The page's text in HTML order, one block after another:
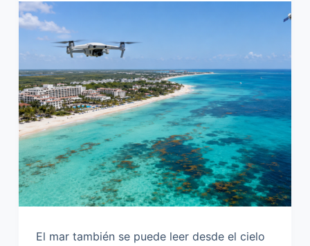
El mar también se puede leer desde el cielo